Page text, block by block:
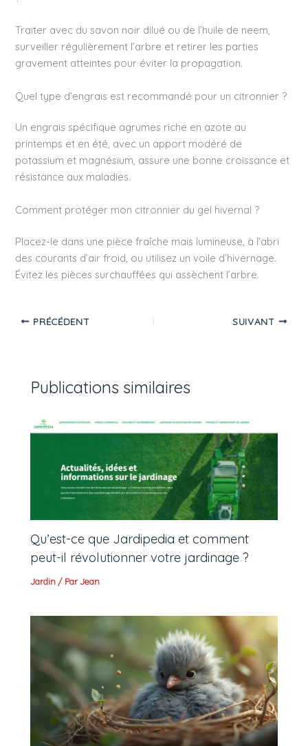
Traiter avec du savon noir dilué ou de l’huile de neem,
surveiller régulièrement l’arbre et retirer les parties
gravement atteintes pour éviter la propagation.
Quel type d’engrais est recommandé pour un citronnier ?
Un engrais spécifique agrumes riche en azote au
printemps et en été, avec un apport modéré de
potassium et magnésium, assure une bonne croissance et
résistance aux maladies.
Comment protéger mon citronnier du gel hivernal ?
Placez-le dans une pièce fraîche mais lumineuse, à l’abri
des courants d’air froid, ou utilisez un voile d’hivernage.
Évitez les pièces surchauffées qui assèchent l’arbre.
PRÉCÉDENT SUIVANT
Publications similaires
Qu’est-ce que Jardipedia et comment
peut-il révolutionner votre jardinage ?
Jardin / ParJean